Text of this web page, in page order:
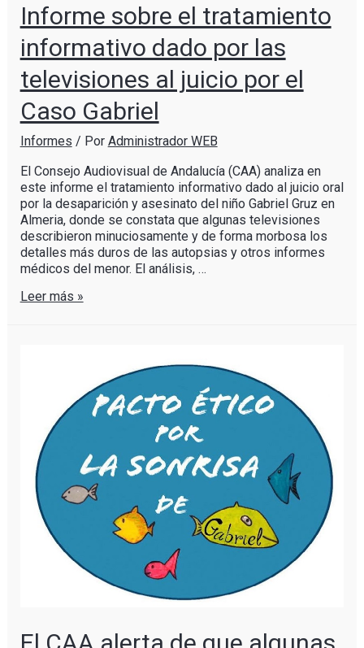
Informe sobre el tratamiento
informativo dado por las
televisiones al juicio por el
Caso Gabriel
Informes / Por Administrador WEB
El Consejo Audiovisual de Andalucía (CAA) analiza en
este informe el tratamiento informativo dado al juicio oral
por la desaparición y asesinato del niño Gabriel Gruz en
Almeria, donde se constata que algunas televisiones
describieron minuciosamente y de forma morbosa los
detalles más duros de las autopsias y otros informes
médicos del menor. El análisis, …
Leer más »